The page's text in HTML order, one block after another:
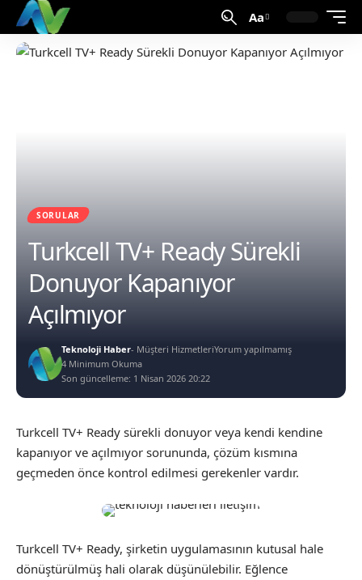
Aa
SORULAR
Turkcell TV+ Ready Sürekli
Donuyor Kapanıyor
Açılmıyor
Son güncelleme: 1 Nisan 2026 20:22
Teknoloji Haber- Müşteri HizmetleriYorum yapılmamış
4 Minimum Okuma
Turkcell TV+ Ready sürekli donuyor veya kendi kendine
kapanıyor ve açılmıyor sorununda, çözüm kısmına
geçmeden önce kontrol edilmesi gerekenler vardır.
Turkcell TV+ Ready, şirketin uygulamasının kutusal hale
dönüştürülmüş hali olarak düşünülebilir. Eğlence